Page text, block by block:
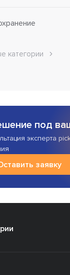
категории
под
эксперта
заявку